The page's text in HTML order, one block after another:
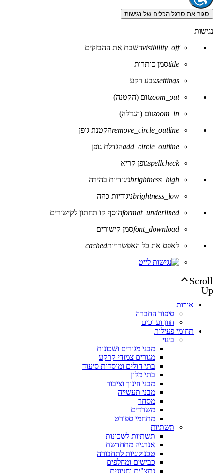
סגור את סרגל הכלים של נגישות
נגישות
visibility_offהשבת את ההבזקים
titleסמן כותרות
settingsצבע רקע
zoom_outזום (הקטנה)
zoom_inזום (הגדלה)
remove_circle_outlineהקטנת גופן
add_circle_outlineהגדלת גופן
spellcheckגופן קריא
brightness_highניגודיות בהירה
brightness_lowניגודיות כהה
format_underlinedהוסף קו תחתון לקישורים
font_downloadסמן קישורים
לאפס את כל האפשרויותcached
Scroll
Up
אודות
סיפור החברה
חזון וערכים
תחומי פעילות
בינוי
מבני מגורים ושכונות
מגורים צמודי קרקע
בתי חולים ומוסדות סיעוד
בתי מלון
מבני חינוך וציבור
מבני תעשייה
מסחר
משרדים
מתחמי ספורט
תשתיות
תשתיות לשכונות
אנרגיה מתחדשת
טכנולוגיות לתחבורה
כבישים ומחלפים
נתצ"ים וחניונים